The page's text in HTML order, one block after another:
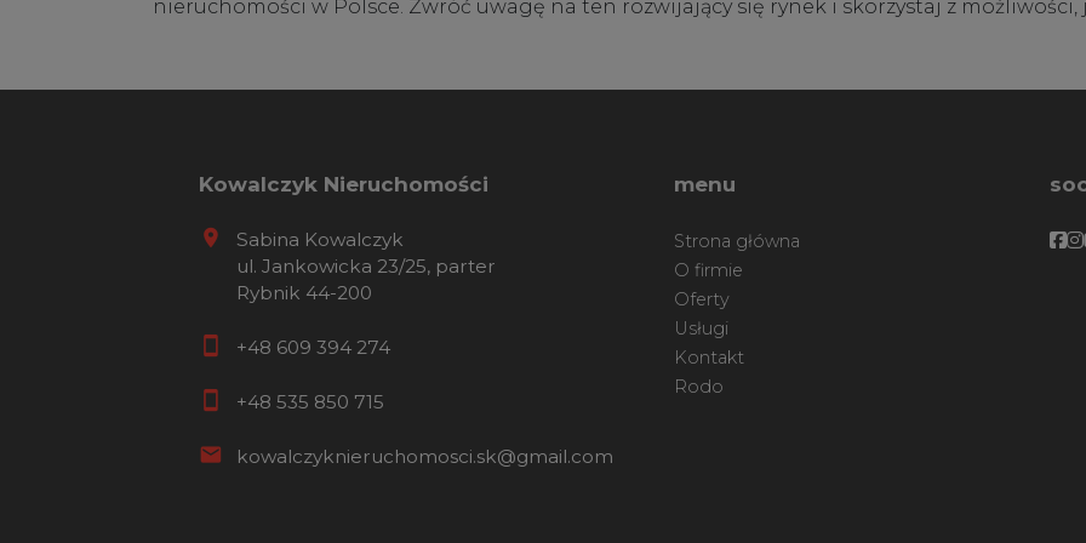
nieruchomości w Polsce. Zwróć uwagę na ten rozwijający się rynek i skorzystaj z
Kowalczyk Nieruchomości
Sabina Kowalczyk
ul. Jankowicka 23/25, parter
Rybnik 44-200
+48 609 394 274
+48 535 850 715
kowalczyknieruchomosci.sk@gmail.com
menu
Strona główna
O firmie
Oferty
Usługi
Kontakt
Rodo